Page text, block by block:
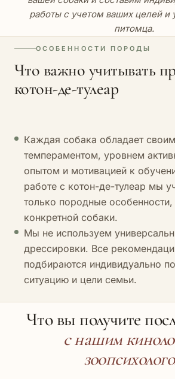
работы с учетом ваших целей и
питомца.
ОСОБЕННОСТИ ПОРОДЫ
Что важно учитывать
котон-де-тулеар
Каждая собака обладает своим
темпераментом, уровнем
опытом и мотивацией к
работе с котон-де-тулеар мы
только породные особенности,
конкретной собаки.
Мы не используем
дрессировки. Все
подбираются индивидуально
ситуацию и цели семьи.
Что вы получите
с нашим